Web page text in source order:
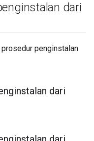
dari
penginstalan
dari